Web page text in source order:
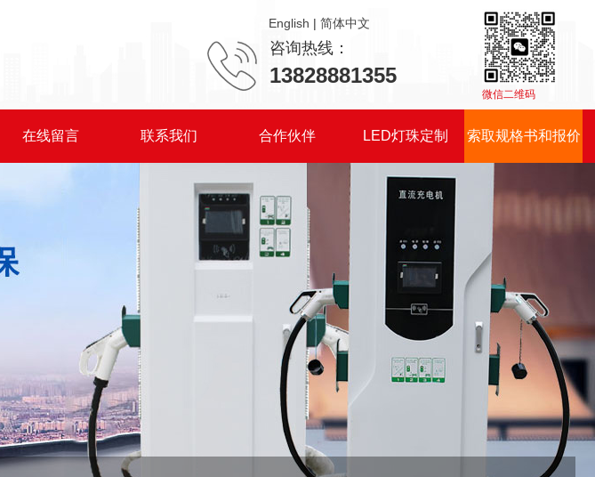
微信二维码
|
咨询热线：
13828881355
在线留言 联系我们 合作伙伴 LED灯珠定制 索取规格书和报价